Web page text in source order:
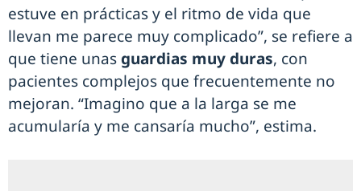
estuve en prácticas y el ritmo de vida que
llevan me parece muy complicado”, se refiere a
que tiene unas guardias muy duras, con
pacientes complejos que frecuentemente no
mejoran. “Imagino que a la larga se me
acumularía y me cansaría mucho”, estima.